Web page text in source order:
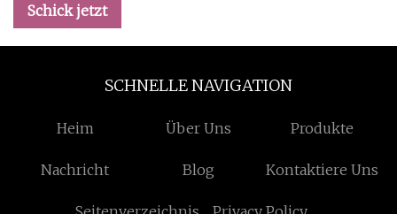
Schick jetzt
SCHNELLE NAVIGATION
Heim Über Uns Produkte
Nachricht Blog Kontaktiere Uns